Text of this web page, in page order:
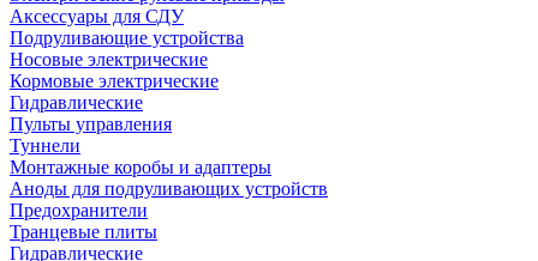
Аксессуары для СДУ
Подруливающие устройства
Носовые электрические
Кормовые электрические
Гидравлические
Пульты управления
Туннели
Монтажные коробы и адаптеры
Аноды для подруливающих устройств
Предохранители
Транцевые плиты
Гидравлические